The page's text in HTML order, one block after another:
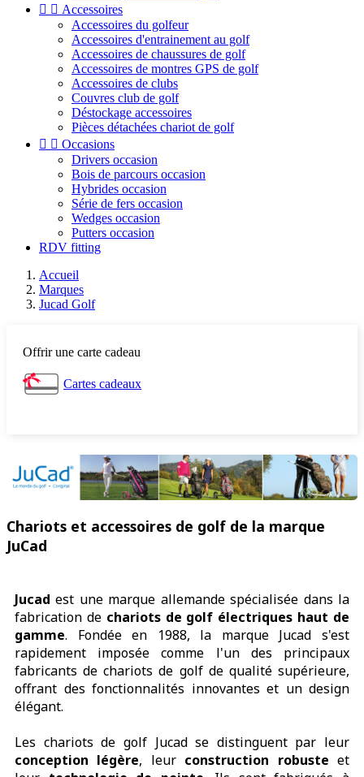
  Accessoires
Accessoires du golfeur
Accessoires d'entrainement au golf
Accessoires de chaussures de golf
Accessoires de montres GPS de golf
Accessoires de clubs
Couvres club de golf
Déstockage accessoires
Pièces détachées chariot de golf
  Occasions
Drivers occasion
Bois de parcours occasion
Hybrides occasion
Série de fers occasion
Wedges occasion
Putters occasion
RDV fitting
Accueil
Marques
Jucad Golf
Offrir une carte cadeau
Cartes cadeaux
Chariots et accessoires de golf de la marque
JuCad
Jucad est une marque allemande spécialisée dans la
fabrication de chariots de golf électriques haut de
gamme. Fondée en 1988, la marque Jucad s'est
rapidement imposée comme l'un des principaux
fabricants de chariots de golf de qualité supérieure,
offrant des fonctionnalités innovantes et un design
élégant.
Les chariots de golf Jucad se distinguent par leur
conception légère, leur construction robuste et